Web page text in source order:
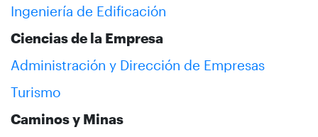
Ingeniería de Edificación
Ciencias de la Empresa
Administración y Dirección de Empresas
Turismo
Caminos y Minas